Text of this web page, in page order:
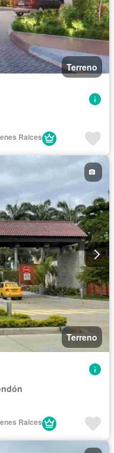
Terreno
Raices
Terreno
Raices